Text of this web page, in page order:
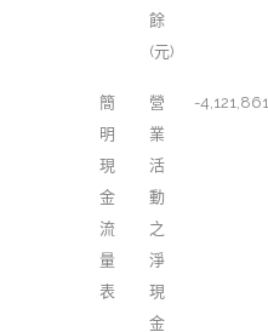
餘
(元)
簡
明
現
金
流
量
表
營
業
活
動
之
淨
現
金
-4,121,861